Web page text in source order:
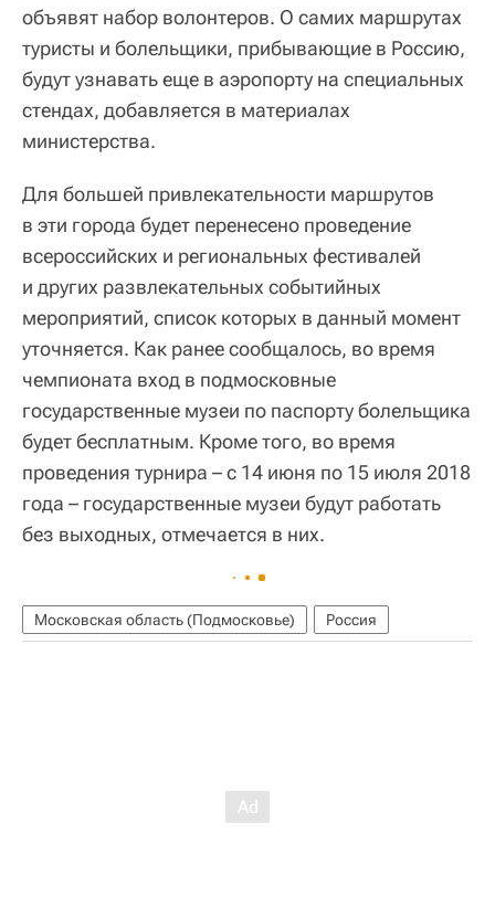
объявят набор волонтеров. О самих маршрутах
туристы и болельщики, прибывающие в Россию,
будут узнавать еще в аэропорту на специальных
стендах, добавляется в материалах
министерства.
Для большей привлекательности маршрутов
в эти города будет перенесено проведение
всероссийских и региональных фестивалей
и других развлекательных событийных
мероприятий, список которых в данный момент
уточняется. Как ранее сообщалось, во время
чемпионата вход в подмосковные
государственные музеи по паспорту болельщика
будет бесплатным. Кроме того, во время
проведения турнира – с 14 июня по 15 июля 2018
года – государственные музеи будут работать
без выходных, отмечается в них.
Московская область (Подмосковье) Россия